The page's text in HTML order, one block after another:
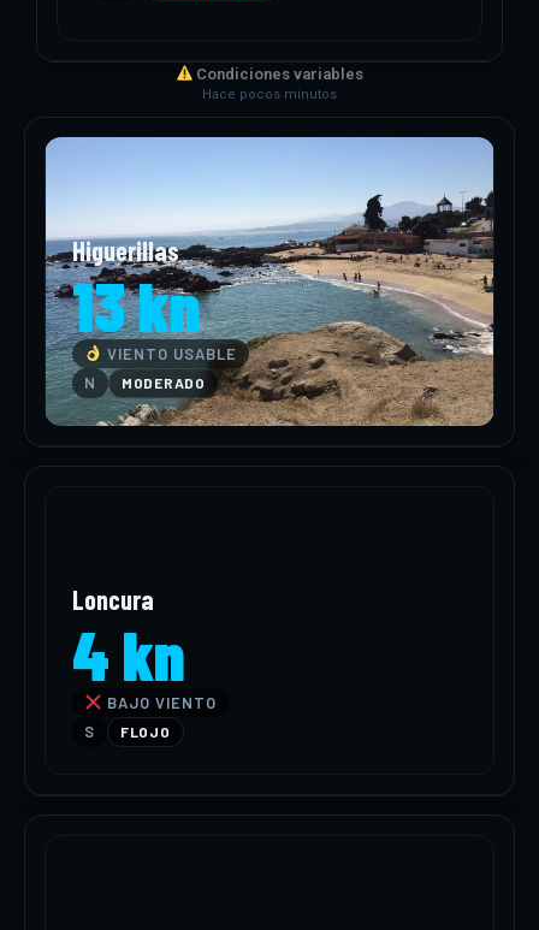
Condiciones variables
Hace pocos minutos
Higuerillas
13 kn
VIENTO USABLE
N
MODERADO
Loncura
4 kn
BAJO VIENTO
S
FLOJO